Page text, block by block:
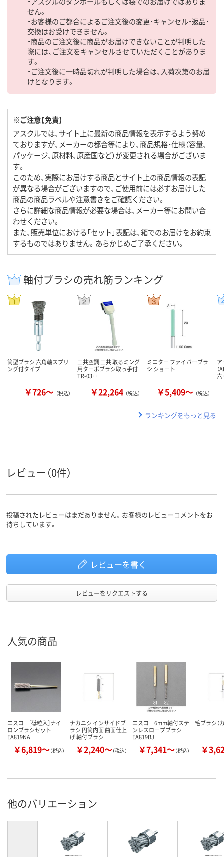
せん。
・お客様のご都合によるご注文後の変更・キャンセル・返品・
交換はお受けできません。
・商品のご注文後に商品がお届けできないことが判明した
際には、ご注文をキャンセルさせていただくことがありま
す。
・ご注文後に一時品切れが判明した場合は、入荷次第のお届
けとなります。
※ご注意【免責】
アスクルでは、サイト上に最新の商品情報を表示するよう努め
ておりますが、メーカーの都合等により、商品規格・仕様（容量、
パッケージ、原材料、原産国など）が変更される場合がございま
す。
このため、実際にお届けする商品とサイト上の商品情報の表記
が異なる場合がございますので、ご使用前には必ずお届けした
商品の商品ラベルや注意書きをご確認ください。
さらに詳細な商品情報が必要な場合は、メーカー等にお問い合
わせください。
また、販売単位における「セット」表記は、箱でのお届けをお約束
するものではありません。あらかじめご了承ください。
軸付ブラシの売れ筋ランキング
筒型ブラシ 六角軸スプリ
ング付タイプ
￥726～ （税込）
三共空調 三共 取るミング
用ターボブラシ取っ手付
TR-03…
￥22,264 （税込）
ミニター ファイバーブラ
シ ショート
￥5,409～ （税込）
（
ランキングをもっと見る
レビュー（0件）
投稿されたレビューはまだありません。お客様のレビューコメントをお
待ちしています。
レビューを書く
レビューをリクエストする
人気の商品
エスコ [砥粒入］ナイ
ロンブラシセット
EA819NA
￥6,819～（税込）
ナカニシ インサイドブ
ラシ 円筒内面 曲面仕上
げ 軸付ブラシ
￥2,240～（税込）
エスコ 6mm軸付ステ
ンレスロープブラシ
EA819BJ
￥7,341～（税込）
毛ブラシ（
￥
他のバリエーション